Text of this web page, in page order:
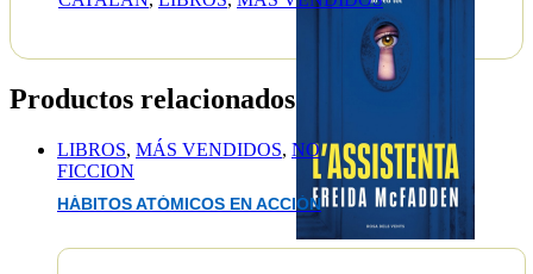
EAN :9788419756947
Productos relacionados
LIBROS, MÁS VENDIDOS, NO
FICCION
HÁBITOS ATÓMICOS EN ACCIÓN